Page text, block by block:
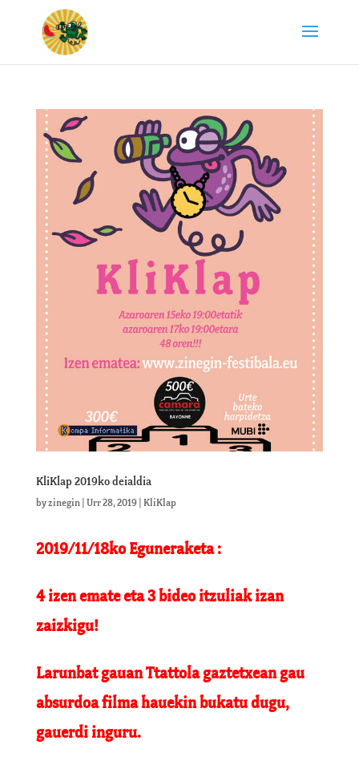
KliKlap 2019ko deialdia
byzinegin| Urr 28, 2019| KliKlap
2019/11/18ko Eguneraketa :
4 izen emate eta 3 bideo itzuliak izan
zaizkigu!
Larunbat gauan Ttattola gaztetxean gau
absurdoa filma hauekin bukatu dugu,
gauerdi inguru.